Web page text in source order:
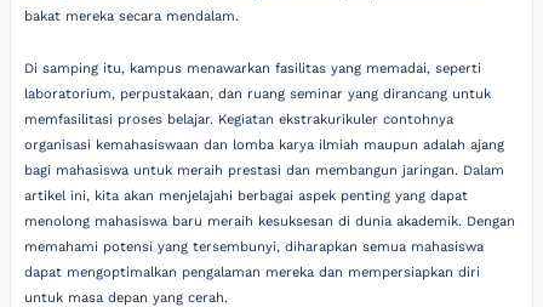
bakat mereka secara mendalam.
Di samping itu, kampus menawarkan fasilitas yang memadai, seperti
laboratorium, perpustakaan, dan ruang seminar yang dirancang untuk
memfasilitasi proses belajar. Kegiatan ekstrakurikuler contohnya
organisasi kemahasiswaan dan lomba karya ilmiah maupun adalah ajang
bagi mahasiswa untuk meraih prestasi dan membangun jaringan. Dalam
artikel ini, kita akan menjelajahi berbagai aspek penting yang dapat
menolong mahasiswa baru meraih kesuksesan di dunia akademik. Dengan
memahami potensi yang tersembunyi, diharapkan semua mahasiswa
dapat mengoptimalkan pengalaman mereka dan mempersiapkan diri
untuk masa depan yang cerah.